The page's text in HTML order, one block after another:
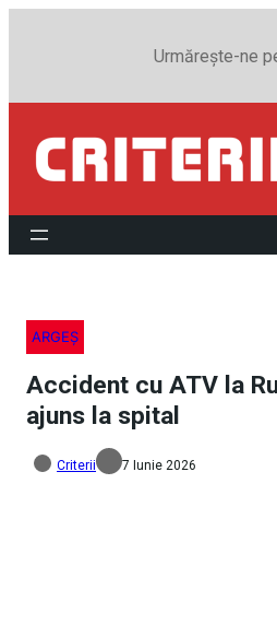
Urmărește-ne
ARGEȘ
Accident cu ATV la
ajuns la spital
Criterii 7 Iunie 2026